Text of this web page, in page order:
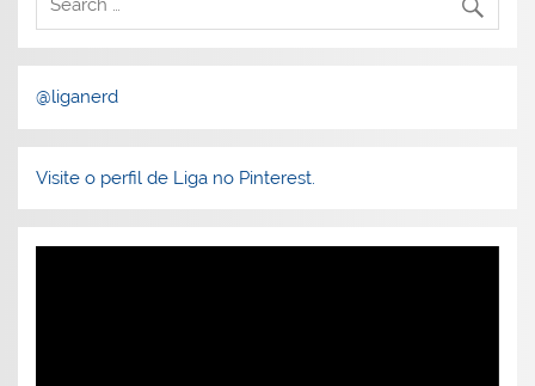
@liganerd
Visite o perfil de Liga no Pinterest.
Tocador